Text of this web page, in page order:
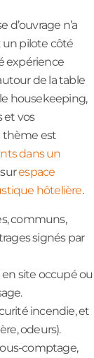
d’ouvrage n’a
un pilote côté
expérience
de la table
le housekeeping,
et vos
thème est
dans un
espace
hôtelière.
communs,
signés par
site occupé ou
incendie, et
odeurs).
comptage,